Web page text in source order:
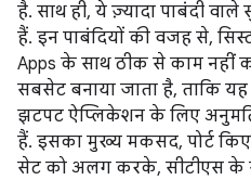
है. साथ ही, ये ज़्यादा पाबंदी
हैं. इन पाबंदियों की वजह से,
Apps के साथ ठीक से काम नहीं
सबसेट बनाया जाता है, ताकि
झटपट ऐप्लिकेशन के लिए
हैं. इसका मुख्य मकसद, पोर्ट
सेट को अलग करके, सीटीएस के